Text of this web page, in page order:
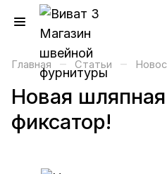
Главная – Статьи –
Новая
фиксатор!